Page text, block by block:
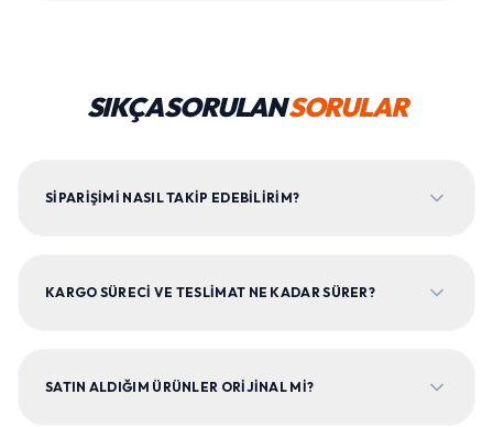
SIKÇA SORULANSORULAR
SIPARIŞIMI NASIL TAKIP EDEBILIRIM?
KARGO SÜRECI VE TESLIMAT NE KADAR SÜRER?
SATIN ALDIĞIM ÜRÜNLER ORIJINAL MI?